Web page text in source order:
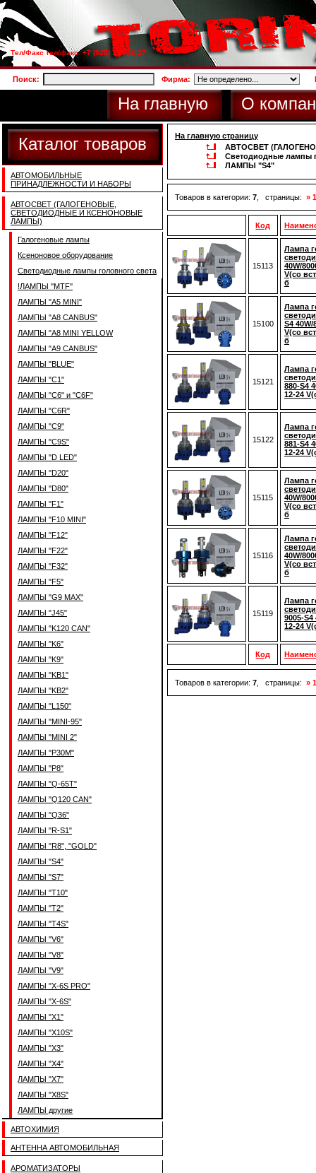
Тел/Факс тел/факс: +7 (925) 733-66-27
Поиск: Фирма:
На главную О
Каталог товаров
АВТОМОБИЛЬНЫЕ
ПРИНАДЛЕЖНОСТИ И НАБОРЫ
АВТОСВЕТ (ГАЛОГЕНОВЫЕ,
СВЕТОДИОДНЫЕ И КСЕНОНОВЫЕ
ЛАМПЫ)
Галогеновые лампы
Ксеноновое оборудование
Светодиодные лампы головного света
!ЛАМПЫ ''MTF''
ЛАМПЫ "A5 MINI"
ЛАМПЫ "A8 CANBUS"
ЛАМПЫ "A8 MINI YELLOW
ЛАМПЫ "A9 CANBUS"
ЛАМПЫ "BLUE"
ЛАМПЫ "C1"
ЛАМПЫ "C6" и "C6F"
ЛАМПЫ "C6R"
ЛАМПЫ "C9"
ЛАМПЫ "C9S"
ЛАМПЫ "D LED"
ЛАМПЫ "D20"
ЛАМПЫ "D80"
ЛАМПЫ "F1"
ЛАМПЫ "F10 MINI"
ЛАМПЫ "F12"
ЛАМПЫ "F22"
ЛАМПЫ "F32"
ЛАМПЫ "F5"
ЛАМПЫ "G9 MAX"
ЛАМПЫ "J45"
ЛАМПЫ "K120 CAN"
ЛАМПЫ "K6"
ЛАМПЫ "K9"
ЛАМПЫ "KB1"
ЛАМПЫ "KB2"
ЛАМПЫ "L150"
ЛАМПЫ "MINI-95"
ЛАМПЫ "MINI 2"
ЛАМПЫ "P30M"
ЛАМПЫ "P8"
ЛАМПЫ "Q-65T"
ЛАМПЫ "Q120 CAN"
ЛАМПЫ "Q36"
ЛАМПЫ "R-S1"
ЛАМПЫ "R8", "GOLD"
ЛАМПЫ "S4"
ЛАМПЫ "S7"
ЛАМПЫ "T10"
ЛАМПЫ "T2"
ЛАМПЫ "T4S"
ЛАМПЫ "V6"
ЛАМПЫ "V8"
ЛАМПЫ "V9"
ЛАМПЫ "X-6S PRO"
ЛАМПЫ "X-6S"
ЛАМПЫ "X1"
ЛАМПЫ "X10S"
ЛАМПЫ "X3"
ЛАМПЫ "X4"
ЛАМПЫ "X7"
ЛАМПЫ "X8S"
ЛАМПЫ другие
АВТОХИМИЯ
АНТЕННА АВТОМОБИЛЬНАЯ
АРОМАТИЗАТОРЫ
На главную страницу
АВТОСВЕТ
Светодиодные лампы
ЛАМПЫ "S4"
Товаров в категории: 7 , страницы: »
Код
15113
Лампа
40W/
V(со
б
15100
Лампа
S4 40W/
V(со
б
15121
Лампа
880-S4
12-24
15122
Лампа
881-S4
12-24
15115
Лампа
40W/
V(со
б
15116
Лампа
40W/
V(со
б
15119
Лампа
9005-S4
12-24
Код
Товаров в категории: 7 , страницы: »